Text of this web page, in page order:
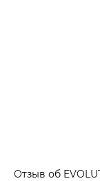
Отзыв об